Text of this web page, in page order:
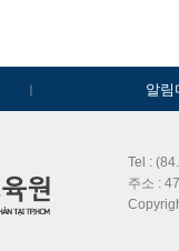
알림
Tel :
주소 :